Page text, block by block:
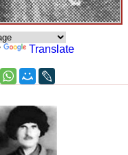
Translate